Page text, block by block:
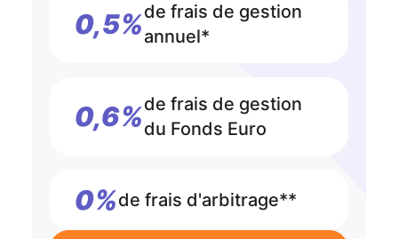
0,5%de frais de gestion
annuel*
0,6%de frais de gestion
du Fonds Euro
0%de frais d'arbitrage**